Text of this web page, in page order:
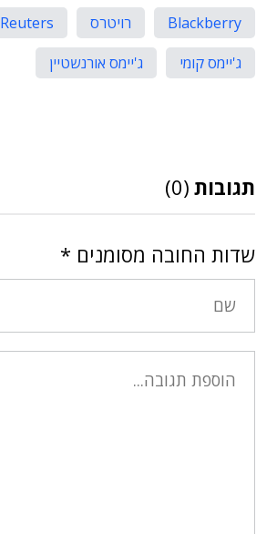
Blackberry
רויטרס
Reuters
ג'יימס קומי
ג'יימס אורנשטיין
תגובות (0)
שדות החובה מסומנים *